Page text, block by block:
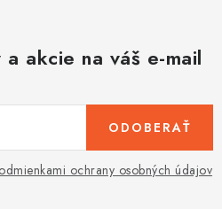
akcie na váš e-mail
ochrany osobných údajov
ODOBERAŤ